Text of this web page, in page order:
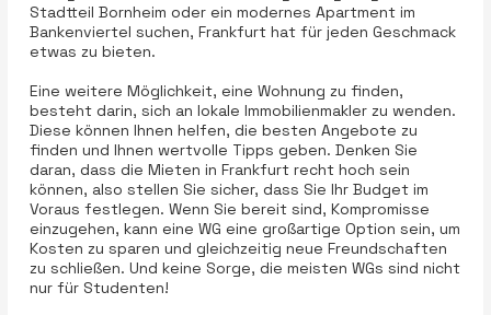
Stadtteil Bornheim oder ein modernes Apartment im
Bankenviertel suchen, Frankfurt hat für jeden Geschmack
etwas zu bieten.
Eine weitere Möglichkeit, eine Wohnung zu finden,
besteht darin, sich an lokale Immobilienmakler zu wenden.
Diese können Ihnen helfen, die besten Angebote zu
finden und Ihnen wertvolle Tipps geben. Denken Sie
daran, dass die Mieten in Frankfurt recht hoch sein
können, also stellen Sie sicher, dass Sie Ihr Budget im
Voraus festlegen. Wenn Sie bereit sind, Kompromisse
einzugehen, kann eine WG eine großartige Option sein, um
Kosten zu sparen und gleichzeitig neue Freundschaften
zu schließen. Und keine Sorge, die meisten WGs sind nicht
nur für Studenten!